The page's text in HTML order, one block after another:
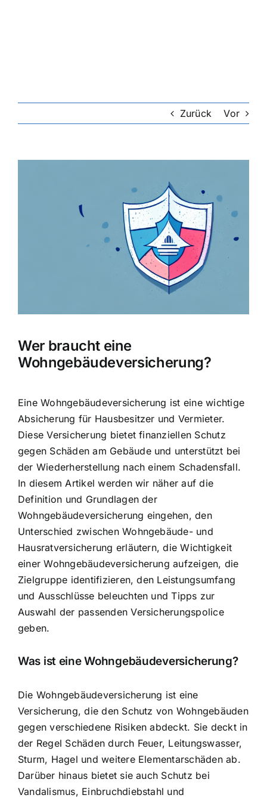
Hundekrankenversicherung
Weitere Tarifvergleiche
Zurück Vor
Wer braucht eine
Wohngebäudeversicherung?
Eine Wohngebäudeversicherung ist eine wichtige
Absicherung für Hausbesitzer und Vermieter.
Diese Versicherung bietet finanziellen Schutz
gegen Schäden am Gebäude und unterstützt bei
der Wiederherstellung nach einem Schadensfall.
In diesem Artikel werden wir näher auf die
Definition und Grundlagen der
Wohngebäudeversicherung eingehen, den
Unterschied zwischen Wohngebäude- und
Hausratversicherung erläutern, die Wichtigkeit
einer Wohngebäudeversicherung aufzeigen, die
Zielgruppe identifizieren, den Leistungsumfang
und Ausschlüsse beleuchten und Tipps zur
Auswahl der passenden Versicherungspolice
geben.
Was ist eine Wohngebäudeversicherung?
Die Wohngebäudeversicherung ist eine
Versicherung, die den Schutz von Wohngebäuden
gegen verschiedene Risiken abdeckt. Sie deckt in
der Regel Schäden durch Feuer, Leitungswasser,
Sturm, Hagel und weitere Elementarschäden ab.
Darüber hinaus bietet sie auch Schutz bei
Vandalismus, Einbruchdiebstahl und